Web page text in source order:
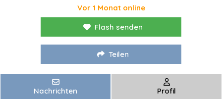
Vor 1 Monat online
Flash senden
Teilen
Nachrichten Profil